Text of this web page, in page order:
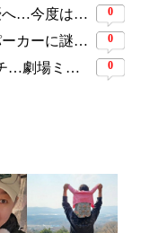
奨学金に支えられた少年が人気俳優へ…今度は子どもたちに総額5,000万円を寄付 0
全員の記憶から消えたピーター・パーカーに謎の敵と制御不能の新能力…『スパイダーマン：ブランド・ニュー・デイ』に期待爆発 0
“国民的MC”がたった一言で大ピンチ…劇場ミュージカルを巡る発言に批判続出、ついに長文で謝罪 0